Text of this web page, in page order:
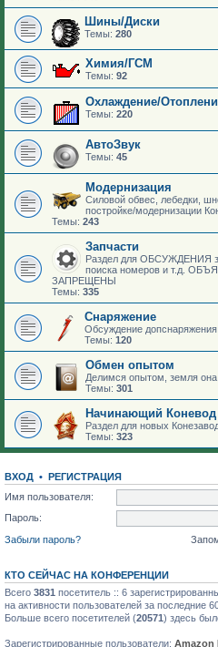
Шины/Диски
Темы: 280
Химия/ГСМ
Темы: 92
Охлаждение/
Темы: 220
АвтоЗвук
Темы: 45
Модернизация
Силовой обвес, лебедки,
постройке/модернизации
Темы: 243
Запчасти
Раздел для ОБСУЖДЕНИЯ
поиска номеров и т.д.
ЗАПРЕЩЕНЫ
Темы: 335
Снаряжение
Обсуждение допснаряжения
Темы: 120
Обмен опытом
Делимся опытом, земля она
Темы: 301
Начинающий Коневод
Раздел для новых
Темы: 323
ВХОД • РЕГИСТРАЦИЯ
Имя пользователя:
Пароль:
Забыли пароль?
КТО СЕЙЧАС НА КОНФЕРЕНЦИИ
Всего 3831 посетитель :: 6
на активности пользователей за последние
Больше всего посетителей (20571) здесь
Зарегистрированные пользователи: Amazon